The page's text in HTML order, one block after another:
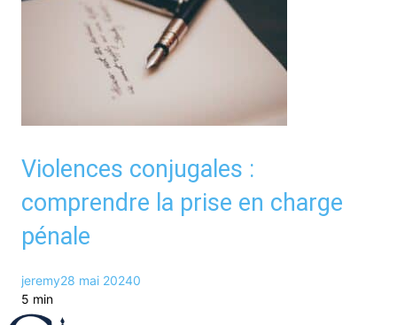
Violences conjugales :
comprendre la prise en charge
pénale
jeremy28 mai 20240
5 min